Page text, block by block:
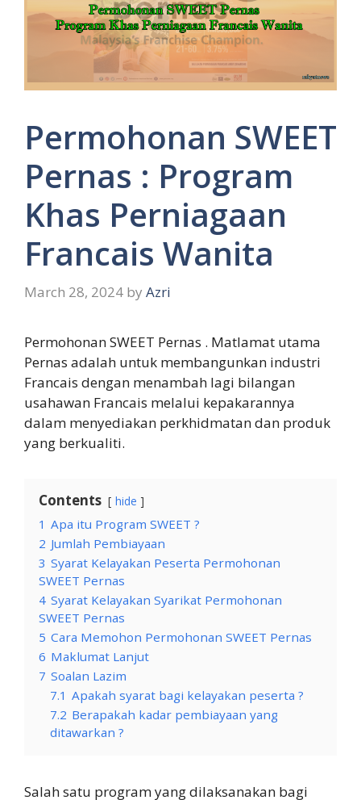
Permohonan SWEET
Pernas : Program
Khas Perniagaan
Francais Wanita
March 28, 2024 by Azri
Permohonan SWEET Pernas . Matlamat utama
Pernas adalah untuk membangunkan industri
Francais dengan menambah lagi bilangan
usahawan Francais melalui kepakarannya
dalam menyediakan perkhidmatan dan produk
yang berkualiti.
Contents hide
1 Apa itu Program SWEET ?
2 Jumlah Pembiayaan
3 Syarat Kelayakan Peserta Permohonan
SWEET Pernas
4 Syarat Kelayakan Syarikat Permohonan
SWEET Pernas
5 Cara Memohon Permohonan SWEET Pernas
6 Maklumat Lanjut
7 Soalan Lazim
7.1 Apakah syarat bagi kelayakan peserta ?
7.2 Berapakah kadar pembiayaan yang
ditawarkan ?
Salah satu program yang dilaksanakan bagi